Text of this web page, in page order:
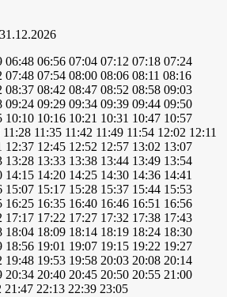
06:48 06:56 07:04 07:12 07:18 07:24
07:48 07:54 08:00 08:06 08:11 08:16
08:37 08:42 08:47 08:52 08:58 09:03
09:24 09:29 09:34 09:39 09:44 09:50
10:10 10:16 10:21 10:31 10:47 10:57
11:28 11:35 11:42 11:49 11:54 12:02 12:11
12:37 12:45 12:52 12:57 13:02 13:07
13:28 13:33 13:38 13:44 13:49 13:54
14:15 14:20 14:25 14:30 14:36 14:41
15:07 15:17 15:28 15:37 15:44 15:53
16:25 16:35 16:40 16:46 16:51 16:56
17:17 17:22 17:27 17:32 17:38 17:43
18:04 18:09 18:14 18:19 18:24 18:30
18:56 19:01 19:07 19:15 19:22 19:27
19:48 19:53 19:58 20:03 20:08 20:14
20:34 20:40 20:45 20:50 20:55 21:00
21:47 22:13 22:39 23:05